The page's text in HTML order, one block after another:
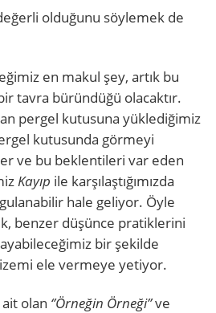
olduğunu söylemek de
en makul şey, artık bu
tavra büründüğü olacaktır.
pergel kutusuna yüklediğimiz
kutusunda görmeyi
ve bu beklentileri var eden
Kayıp ile karşılaştığımızda
hale geliyor. Öyle
benzer düşünce pratiklerini
bir şekilde
ele vermeye yetiyor.
ait olan ‘’Örneğin Örneği’’ve